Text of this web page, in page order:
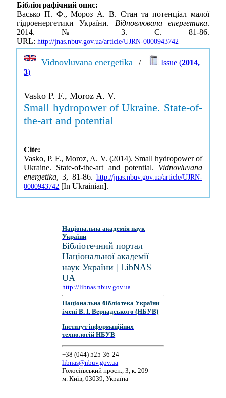
Бібліографічний опис:
Васько П. Ф., Мороз А. В. Стан та потенціал малої
гідроенергетики України. Відновлювана енергетика.
2014. № 3. С. 81-86.
URL: http://jnas.nbuv.gov.ua/article/UJRN-0000943742
Vidnovluvana energetika / Issue (2014,
3)
Vasko P. F., Moroz A. V.
Small hydropower of Ukraine. State-of-
the-art and potential
Cite:
Vasko, P. F., Moroz, A. V. (2014). Small hydropower of
Ukraine. State-of-the-art and potential. Vidnovluvana
energetika, 3, 81-86. http://jnas.nbuv.gov.ua/article/UJRN-
0000943742 [In Ukrainian].
Національна академія наук
України
Бібліотечний портал
Національної академії
наук України | LibNAS
UA
http://libnas.nbuv.gov.ua
Національна бібліотека України
імені В. І. Вернадського (НБУВ)
Інститут інформаційних
технологій НБУВ
+38 (044) 525-36-24
libnas@nbuv.gov.ua
Голосіївський просп., 3, к. 209
м. Київ, 03039, Україна